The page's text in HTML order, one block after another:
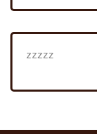
zzzzz